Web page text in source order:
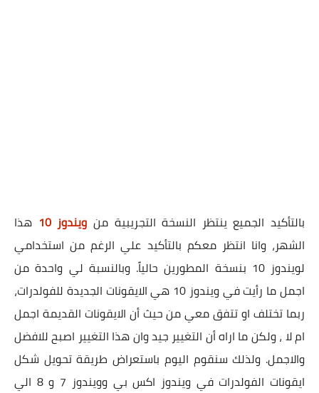
بالتأكيد الجميع ينتظر النسخة التجريبية من ويندوز 10
هذا
الشهر، وانا انتظر معكم بالتأكيد علي الرغم من استخدامي
لويندوز 10 بنسخة المطورين حالياً. وبالنسبة لي واحدة من
اجمل ما رأيت في ويندوز 10 هي الايقونات الجديدة للفولدرات،
ربما تختلف او تتفق معي من حيث أن الايقونات القديمة اجمل
ام لا ، ولكن ما اراه أن التغيير جيد وان هذا التغيير اصبح للافضل
والاجمل. ولذلك سنقوم اليوم باستعراض طريقة تحويل شكل
ايقونات الفولدرات في ويندوز اكس بي وويندوز 7 و 8 الي